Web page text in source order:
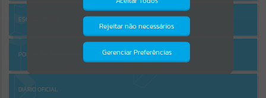
Por favor, aguarde...
PÁGINAS
ESCRITA FISCAL
PORTAL DA TRANSPARÊNCIA
DIÁRIO OFICIAL
Rejeitar não necessários
Gerenciar Preferências
Isto significa que diversos recursos
providenciados poderão não estar